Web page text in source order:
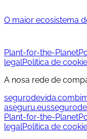
O maior ecosistema
Plant-for-the-Planet
legalPolítica de
A nosa rede de
segurodevida.com
aseguru.eus
Plant-for-the-Planet
legalPolítica de